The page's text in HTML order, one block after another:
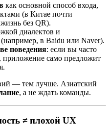
как основной способ входа,
(в Китае почти
без QR).
диалектов и
в Baidu или Naver).
поведения: если вы часто
приложение само предложит
— тем лучше. Азиатский
, а не ждать команды.
≠ плохой UX